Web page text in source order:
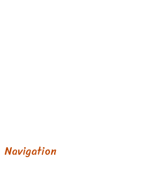
Navigation